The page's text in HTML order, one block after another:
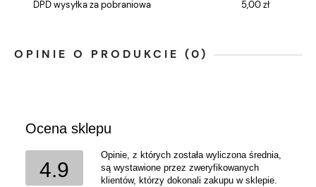
DPD wysyłka za pobraniowa 5,00 zł
OPINIE O PRODUKCIE (0)
Ocena sklepu
4.9
Opinie, z których została wyliczona średnia,
są wystawione przez zweryfikowanych
klientów, którzy dokonali zakupu w sklepie.